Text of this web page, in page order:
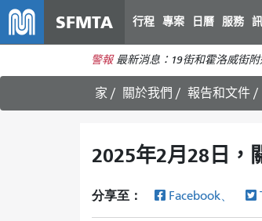
SFMTA 行程 專案 日曆 服務
警報 最新消息：19街和霍洛威街
家 關於我們 報告和文件
2025年2月28日，
分享至： Facebook、